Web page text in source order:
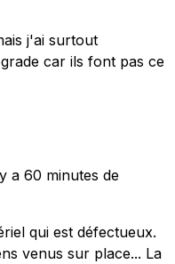
j'ai surtout
car ils font pas ce
a 60 minutes de
qui est défectueux.
venus sur place... La